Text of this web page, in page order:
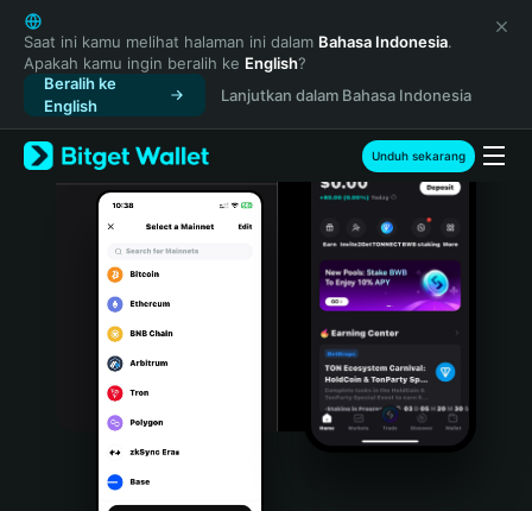
English
日本語
Tiếng Việt
Русский
Español (Latinoamérica)
Türkçe
Italiano
Português (Portugal)
Bahasa Indonesia
Português (Brasil)
Saat ini kamu melihat halaman ini dalam Bahasa Indonesia.
Apakah kamu ingin beralih ke English?
Beralih ke
English
Lanjutkan dalam Bahasa Indonesia
Unduh sekarang